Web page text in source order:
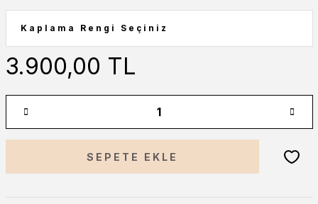
3.900,00 TL
SEPETE EKLE